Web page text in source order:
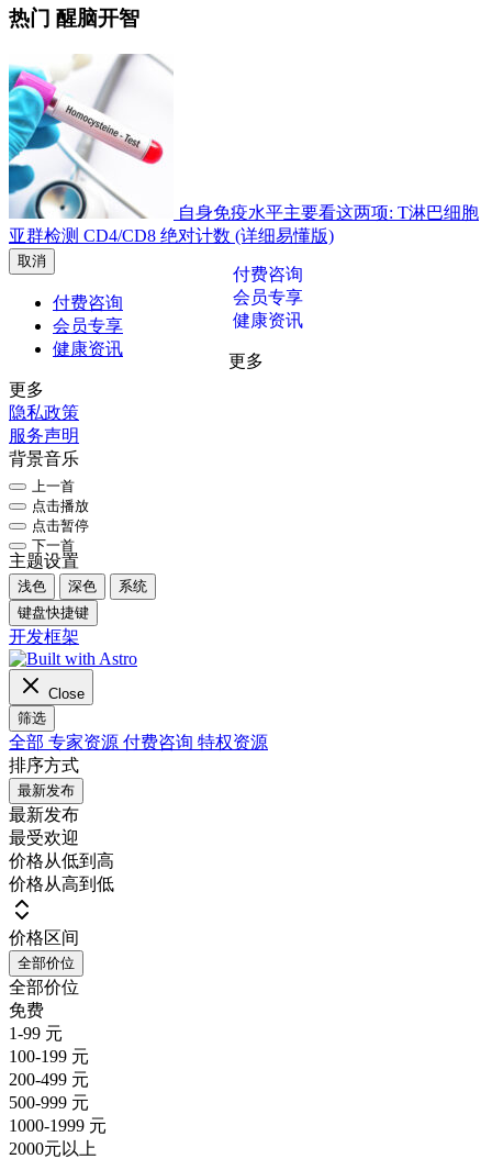
热门 醒脑开智
自身免疫水平主要看这两项: T淋巴细胞
亚群检测 CD4/CD8 绝对计数 (详细易懂版)
取消
付费咨询
付费咨询
会员专享
会员专享
健康资讯
健康资讯
更多
更多
隐私政策
服务声明
背景音乐
上一首
点击播放
点击暂停
下一首
主题设置
浅色 深色
系统
键盘快捷键
开发框架
Close
筛选
全部 专家资源 付费咨询 特权资源
排序方式
最新发布
最新发布
最受欢迎
价格从低到高
价格从高到低
价格区间
全部价位
全部价位
免费
1-99 元
100-199 元
200-499 元
500-999 元
1000-1999 元
2000元以上